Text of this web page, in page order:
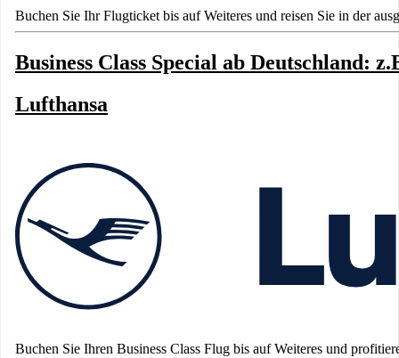
Buchen Sie Ihr Flugticket bis auf Weiteres und reisen Sie in der
Business Class Special ab Deutschland:
Lufthansa
Buchen Sie Ihren Business Class Flug bis auf Weiteres und